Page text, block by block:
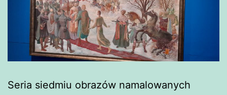
Seria siedmiu obrazów namalowanych